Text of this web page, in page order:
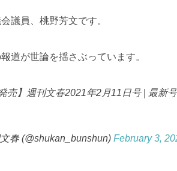
議員、桃野芳文です。
道が世論を揺さぶっています。
売】週刊文春2021年2月11日号 | 最新号
春 (@shukan_bunshun) February 3,